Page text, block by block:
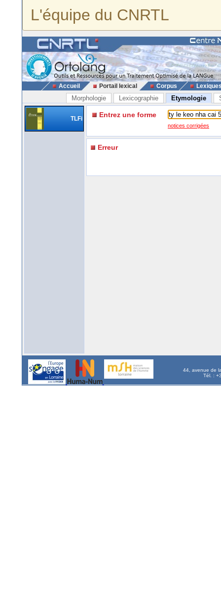
L'équipe du CNRTL
Accueil Portail lexical Corpus
Morphologie Lexicographie Etymologie
TLFi Entrez une forme
notices corrigées
Erreur
44, avenue de
Tél. :